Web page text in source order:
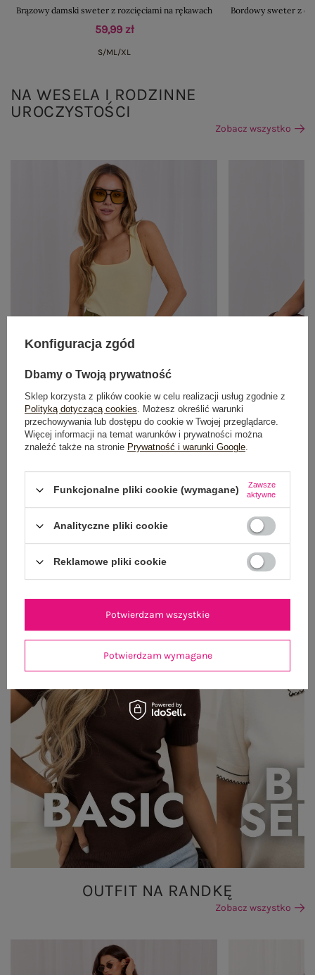
Brązowy damski sweter z rozcięciami na rękawach
59,99 zł
S/ML/XL
Bordowy sweter z
NA WESELA I RODZINNE
UROCZYSTOŚCI
Zobacz wszystko
Jasnożółty top basic z bawełny RUE PARIS
S/ML/XL
Ciemnobrązowa
OUTFIT NA RANDKĘ
Zobacz wszystko
Konfiguracja zgód
Dbamy o Twoją prywatność
Sklep korzysta z plików cookie w celu realizacji usług zgodnie z
Polityką dotyczącą cookies. Możesz określić warunki
przechowywania lub dostępu do cookie w Twojej przeglądarce.
Więcej informacji na temat warunków i prywatności można
znaleźć także na stronie Prywatność i warunki Google.
Funkcjonalne pliki cookie (wymagane)
Zawsze
aktywne
Analityczne pliki cookie
Reklamowe pliki cookie
Potwierdzam wymagane
Potwierdzam wszystkie